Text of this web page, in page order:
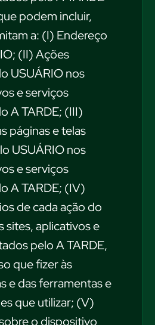
podem incluir,
a: (I) Endereço
(II) Ações
USUÁRIO nos
e serviços
A TARDE; (III)
páginas e telas
USUÁRIO nos
e serviços
A TARDE; (IV)
de cada ação do
sites, aplicativos e
pelo A TARDE,
que fizer às
e das ferramentas e
que utilizar; (V)
o dispositivo